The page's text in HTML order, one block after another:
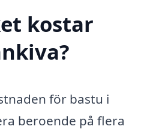
kostar
för bastu i
beroende på flera